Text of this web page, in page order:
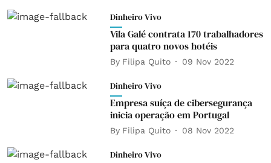
Dinheiro Vivo
Vila Galé contrata 170 trabalhadores
para quatro novos hotéis
By Filipa Quito 09 Nov 2022
Dinheiro Vivo
Empresa suíça de cibersegurança
inicia operação em Portugal
By Filipa Quito 08 Nov 2022
Dinheiro Vivo